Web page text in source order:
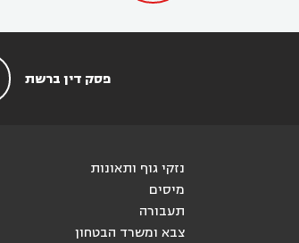
פסק דין ברשת
נזקי גוף ותאונות
מיסים
תעבורה
צבא ומשרד הבטחון